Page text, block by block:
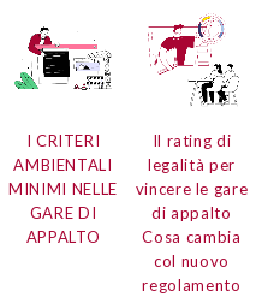
I CRITERI
AMBIENTALI
MINIMI NELLE
GARE DI
APPALTO
Il rating di
legalità per
vincere le gare
di appalto
Cosa cambia
col nuovo
regolamento